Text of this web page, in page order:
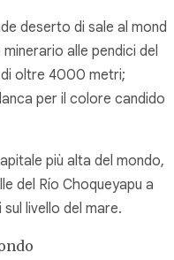
deserto di sale al
alle pendici del
di oltre 4000 metri;
per il colore candido
più alta del mondo,
del Río Choqueyapu a
livello del mare.